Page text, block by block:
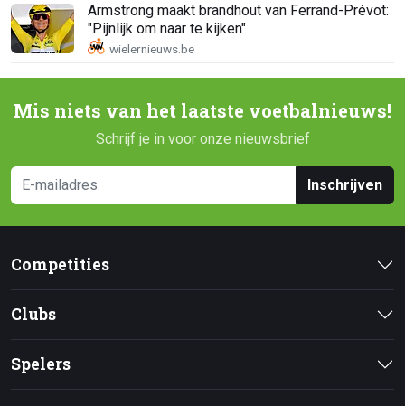
Armstrong maakt brandhout van Ferrand-Prévot:
"Pijnlijk om naar te kijken"
Mis niets van het laatste voetbalnieuws!
Schrijf je in voor onze nieuwsbrief
Inschrijven
Competities
Clubs
Spelers